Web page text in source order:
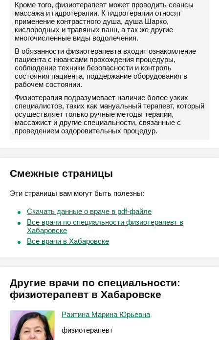
Кроме того, физиотерапевт может проводить сеансы
массажа и гидротерапии. К гидротерапии относят
применение контрастного душа, душа Шарко,
кислородных и травяных ванн, а так же другие
многочисленные виды водолечения.
В обязанности физиотерапевта входит ознакомление
пациента с нюансами прохождения процедуры,
соблюдение техники безопасности и контроль
состояния пациента, поддержание оборудования в
рабочем состоянии.
Физиотерапия подразумевает наличие более узких
специалистов, таких как мануальный терапевт, который
осуществляет только ручные методы терапии,
массажист и другие специальности, связанные с
проведением оздоровительных процедур.
Смежные страницы
Эти страницы вам могут быть полезны:
Скачать данные о враче в pdf-файле
Все врачи по специальности физиотерапевт в
Хабаровске
Все врачи в Хабаровске
Другие врачи по специальности:
физиотерапевт в Хабаровске
Раитина Марина Юрьевна
физиотерапевт